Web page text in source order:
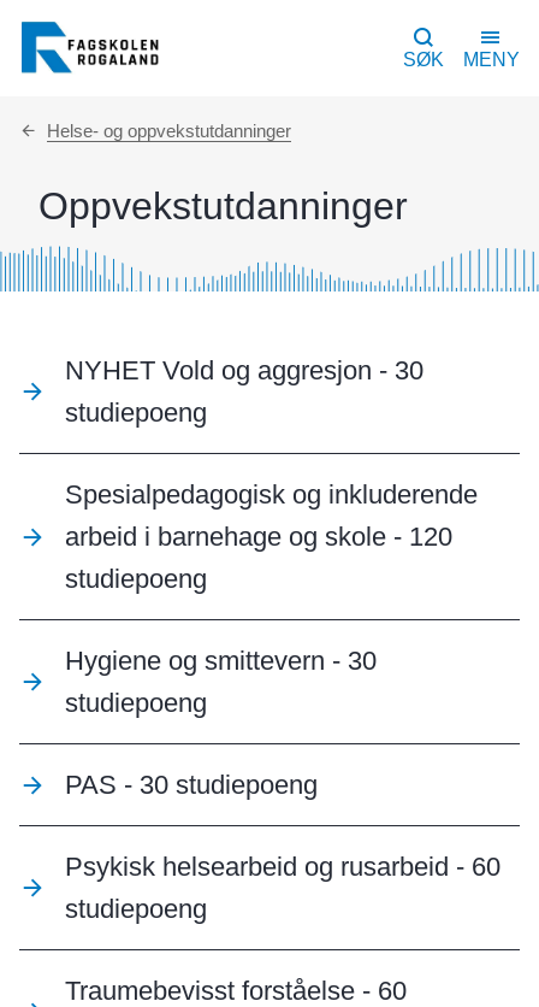
SØK MENY
Du
Helse- og oppvekstutdanninger
Oppvekstutdanninger
NYHET Vold og aggresjon - 30
studiepoeng
Spesialpedagogisk og inkluderende
arbeid i barnehage og skole - 120
studiepoeng
Hygiene og smittevern - 30
studiepoeng
PAS - 30 studiepoeng
Psykisk helsearbeid og rusarbeid - 60
studiepoeng
Traumebevisst forståelse - 60